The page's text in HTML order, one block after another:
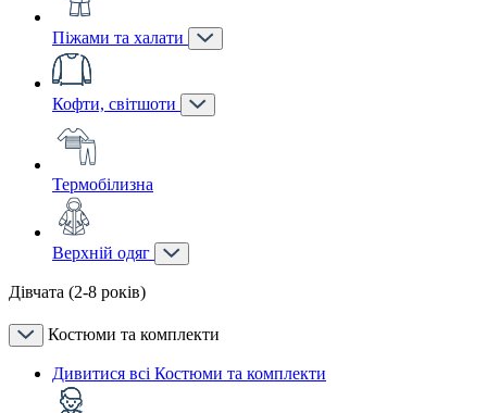
Піжами та халати
Кофти, світшоти
Термобілизна
Верхній одяг
Дівчата (2-8 років)
Костюми та комплекти
Дивитися всі Костюми та комплекти